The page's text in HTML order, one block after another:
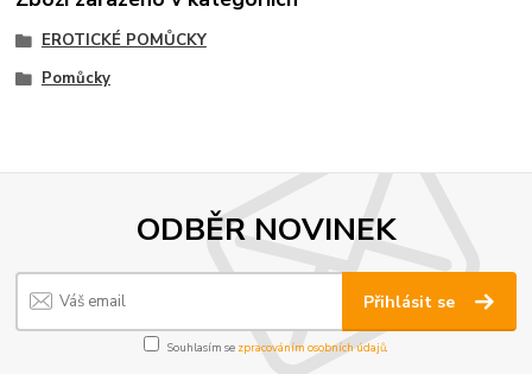
EROTICKÉ POMŮCKY
Pomůcky
ODBĚR NOVINEK
Přihlásit se
Souhlasím se zpracováním osobních údajů.